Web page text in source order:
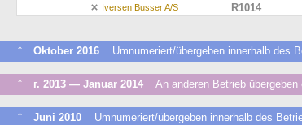
Iversen Busser A/S R1014
↑ Oktober 2016 Umnumeriert/übergeben innerhalb des
↑ г. 2013 — Januar 2014 An anderen Betrieb übergeben
↑ Juni 2010 Umnumeriert/übergeben innerhalb des